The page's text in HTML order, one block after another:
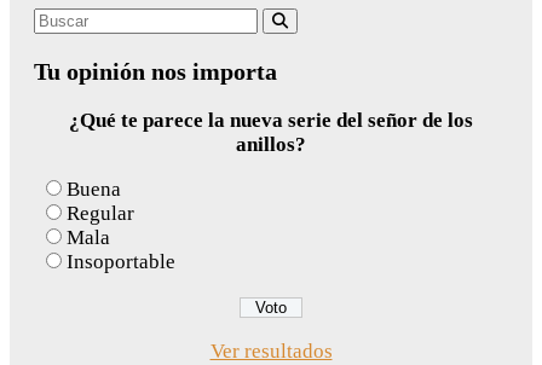
Search
Tu opinión nos importa
¿Qué te parece la nueva serie del señor de los
anillos?
Buena
Regular
Mala
Insoportable
Ver resultados